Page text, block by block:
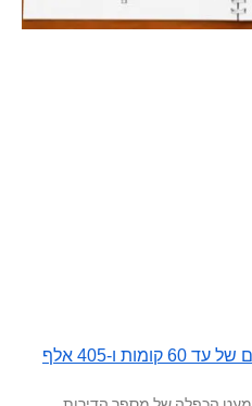
רמת גן תשנה את פניה: מגדלים של עד 60 קומות ו-405 אלף